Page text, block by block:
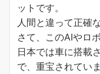
ットです。
人間と違って正確
さて、このAIやロボ
日本では車に搭載
で、重宝されてい